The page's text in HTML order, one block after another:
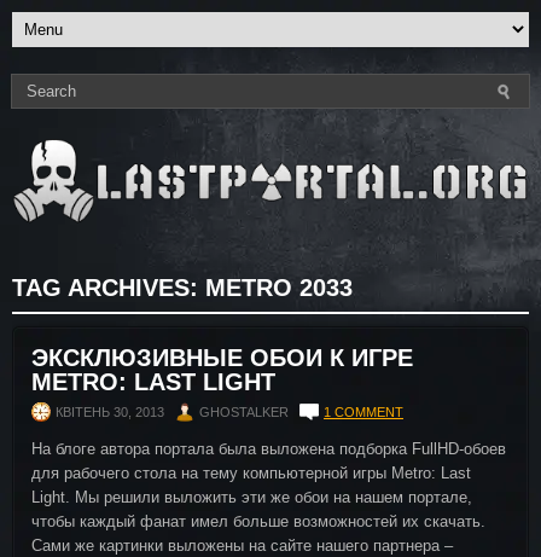
TAG ARCHIVES: METRO 2033
ЭКСКЛЮЗИВНЫЕ ОБОИ К ИГРЕ
METRO: LAST LIGHT
КВІТЕНЬ 30, 2013 GHOSTALKER 1 COMMENT
На блоге автора портала была выложена подборка FullHD-обоев
для рабочего стола на тему компьютерной игры Metro: Last
Light. Мы решили выложить эти же обои на нашем портале,
чтобы каждый фанат имел больше возможностей их скачать.
Сами же картинки выложены на сайте нашего партнера –